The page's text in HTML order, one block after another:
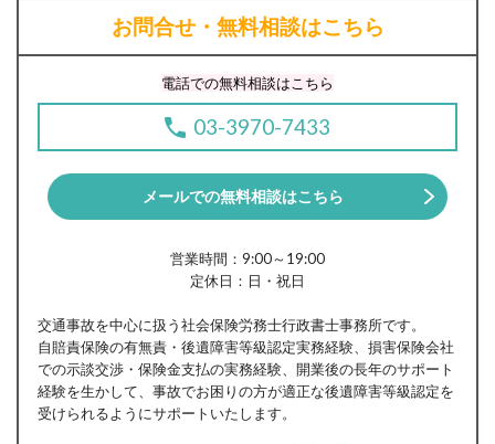
お問合せ・無料相談はこちら
電話での無料相談はこちら
03-3970-7433
メールでの無料相談はこちら
営業時間：9:00～19:00
定休日：日・祝日
交通事故を中心に扱う社会保険労務士行政書士事務所です。
自賠責保険の有無責・後遺障害等級認定実務経験、損害保険会社
での示談交渉・保険金支払の実務経験、開業後の長年のサポート
経験を生かして、事故でお困りの方が適正な後遺障害等級認定を
受けられるようにサポートいたします。